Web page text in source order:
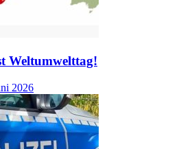
Weltumwelttag!
2026